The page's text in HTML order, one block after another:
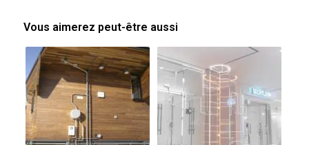
Vous aimerez peut-être aussi